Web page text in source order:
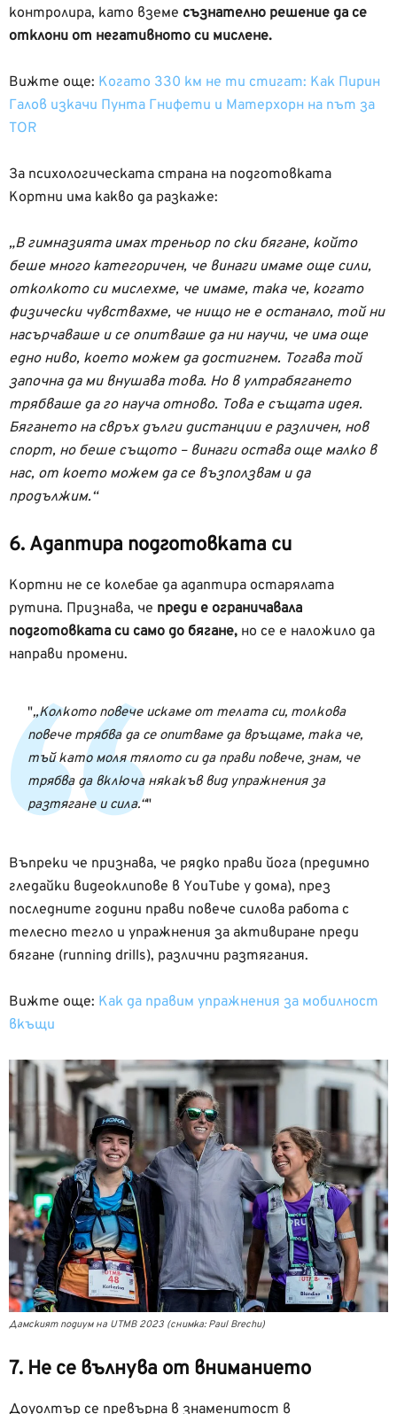
контролира, като вземе съзнателно решение да се
отклони от негативното си мислене.
Вижте още: Когато 330 км не ти стигат: Как Пирин
Галов изкачи Пунта Гнифети и Матерхорн на път за
TOR
За психологическата страна на подготовката
Кортни има какво да разкаже:
„В гимназията имах треньор по ски бягане, който
беше много категоричен, че винаги имаме още сили,
отколкото си мислехме, че имаме, така че, когато
физически чувствахме, че нищо не е останало, той ни
насърчаваше и се опитваше да ни научи, че има още
едно ниво, което можем да достигнем. Тогава той
започна да ми внушава това. Но в ултрабягането
трябваше да го науча отново. Това е същата идея.
Бягането на свръх дълги дистанции е различен, нов
спорт, но беше същото – винаги остава още малко в
нас, от което можем да се възползвам и да
продължим.“
6. Адаптира подготовката си
Кортни не се колебае да адаптира остарялата
рутина. Признава, че преди е ограничавала
подготовката си само до бягане, но се е наложило да
направи промени.
„Колкото повече искаме от телата си, толкова
повече трябва да се опитваме да връщаме, така че,
тъй като моля тялото си да прави повече, знам, че
трябва да включа някакъв вид упражнения за
разтягане и сила.“
Въпреки че признава, че рядко прави йога (предимно
гледайки видеоклипове в YouTube у дома), през
последните години прави повече силова работа с
телесно тегло и упражнения за активиране преди
бягане (running drills), различни разтягания.
Вижте още: Как да правим упражнения за мобилност
вкъщи
Дамският подиум на UTMB 2023 (снимка: Paul Brechu)
7. Не се вълнува от вниманието
Доуолтър се превърна в знаменитост в